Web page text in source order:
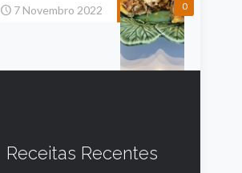
0
7 Novembro 2022
Receitas Recentes